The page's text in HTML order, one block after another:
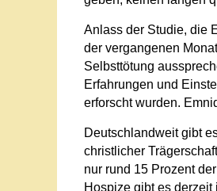
Anlass der Studie, die
der vergangenen
Selbsttötung
Erfahrungen und
erforscht wurden.
Deutschlandweit gibt
christlicher
nur rund 15 Prozent
Hospize gibt es